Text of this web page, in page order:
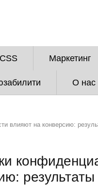
CSS Маркетинг
О нас
влияют на конверсию: